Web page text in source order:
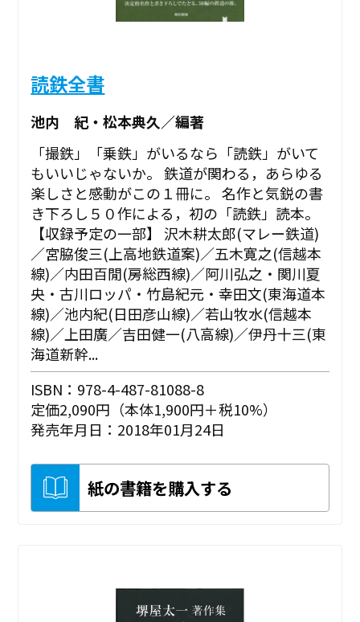
読鉄全書
池内 紀・松本典久／編著
「撮鉄」「乗鉄」がいるなら「読鉄」がいて
もいいじゃないか。 鉄道が関わる，あらゆる
楽しさと感動がこの１冊に。 名作と気鋭の書
き下ろし５０作による，初の「読鉄」読本。
【収録予定の一部】 沢木耕太郎(マレー鉄道)
／宮脇俊三(上高地鉄道案)／五木寛之(信越本
線)／内田百閒(房総西線)／阿川弘之・関川夏
央・古川ロッパ・竹島紀元・幸田文(東海道本
線)／池内紀(日田彦山線)／若山牧水(信越本
線)／上田廣／吉田健一(八高線)／伊丹十三(東
海道新幹...
ISBN：978-4-487-81088-8
定価2,090円（本体1,900円＋税10%）
発売年月日：2018年01月24日
紙の書籍を購入する